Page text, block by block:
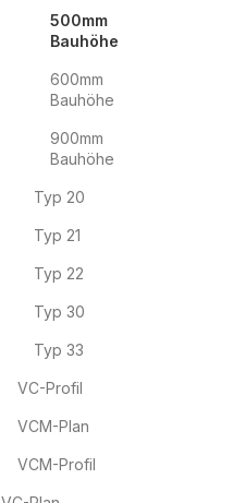
500mm
Bauhöhe
600mm
Bauhöhe
900mm
Bauhöhe
Typ 20
Typ 21
Typ 22
Typ 30
Typ 33
VC-Profil
VCM-Plan
VCM-Profil